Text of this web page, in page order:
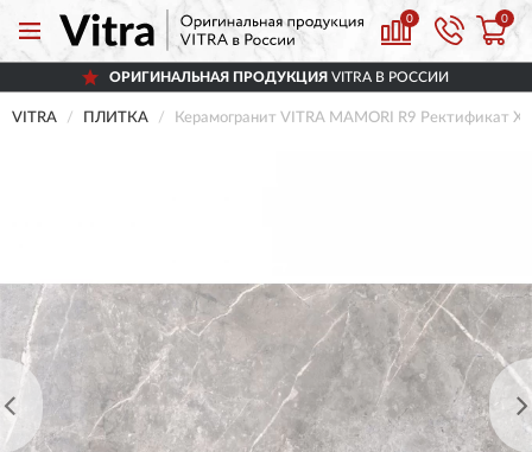
0 0
ОРИГИНАЛЬНАЯ ПРОДУКЦИЯVITRA В РОССИИ
VITRA ПЛИТКА Керамогранит VITRA MAMORI R9 Ректификат